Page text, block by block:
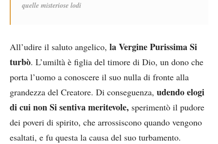
quelle misteriose lodi
All’udire il saluto angelico, la Vergine Purissima Si
turbò. L’umiltà è figlia del timore di Dio, un dono che
porta l’uomo a conoscere il suo nulla di fronte alla
grandezza del Creatore. Di conseguenza, udendo elogi
di cui non Si sentiva meritevole, sperimentò il pudore
dei poveri di spirito, che arrossiscono quando vengono
esaltati, e fu questa la causa del suo turbamento.